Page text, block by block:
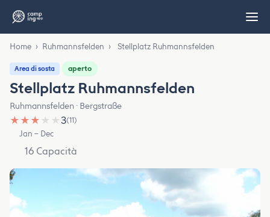
Home › Ruhmannsfelden › Stellplatz Ruhmannsfelden
Area di sosta aperto
Stellplatz Ruhmannsfelden
Ruhmannsfelden · Bergstraße
★ ★ ★ ★ ★3(11)
Jan – Dec
16 Capacità